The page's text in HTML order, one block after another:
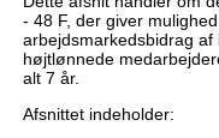
- 48 F, der giver
arbejdsmarkedsbidrag
højtlønnede
alt 7 år.
Afsnittet indeholder: